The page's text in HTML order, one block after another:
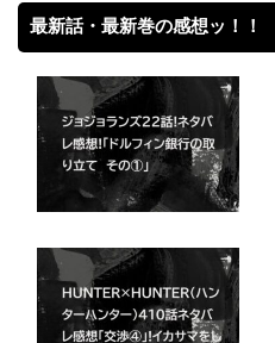
最新話・最新巻の感想ッ！！